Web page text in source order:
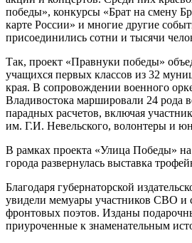
победы», конкурсы «Брат на смену
карте России» и многие другие
присоединились сотни и тысячи
Так, проект «Правнуки победы»
учащихся первых классов из 32
края. В сопровождении военного
Владивостока маршировали 24 рода
парадных расчетов, включая
им. Г.И. Невельского, волонтеры и
В рамках проекта «Улица Победы»
города развернулась выставка
Благодаря губернаторской
увидели мемуары участников СВО и
фронтовых поэтов. Изданы
приуроченные к знаменательным